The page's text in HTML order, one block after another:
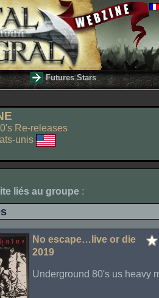
Futures Stars
Re-releases
unis
liés au groupe :
No escape…live or die
2019
Underground 80's us heavy